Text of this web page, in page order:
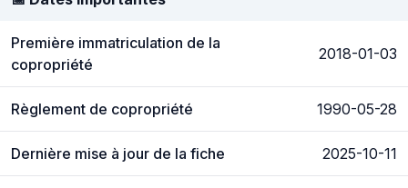
Première immatriculation de la
copropriété
2018-01-03
Règlement de copropriété 1990-05-28
Dernière mise à jour de la fiche 2025-10-11